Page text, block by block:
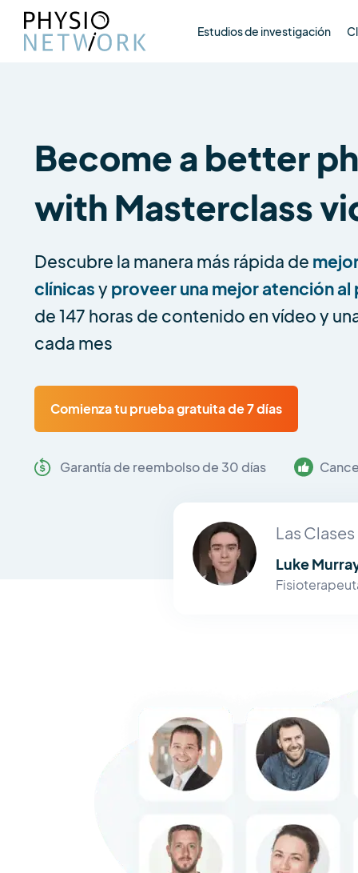
Estudios de investigación
Become a better
with Masterclass
Descubre la manera más rápida de
clínicasyproveer una mejor atención
de 147 horas de contenido en vídeo y
cada mes
Comienza tu prueba gratuita de 7 días
Garantía de reembolso de 30 días
Las
Luke